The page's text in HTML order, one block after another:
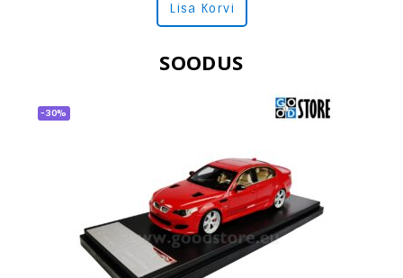
out
of
Lisa Korvi
SOODUS
-30%